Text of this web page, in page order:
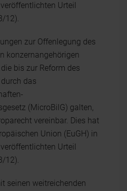
Urteil
12).
zur Offenlegung des
konzernangehörigen
bis zur Reform des
das
(MicroBilG) galten,
vereinbar. Dies hat
Union (EuGH) in
Urteil
12).
seinen weitreichenden